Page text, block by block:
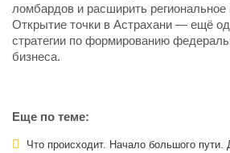
ломбардов и расширить региональное
Открытие точки в Астрахани — ещё
стратегии по формированию
бизнеса.
Еще по теме:
Что происходит. Начало большого пути.